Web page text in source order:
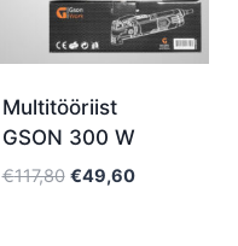
Multitööriist
GSON 300 W
€117,80 Algne
€49,60Current